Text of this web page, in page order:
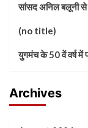
सांसद अनिल बलूनी से
(no title)
युगमंच के 50 वें वर्ष में
Archives